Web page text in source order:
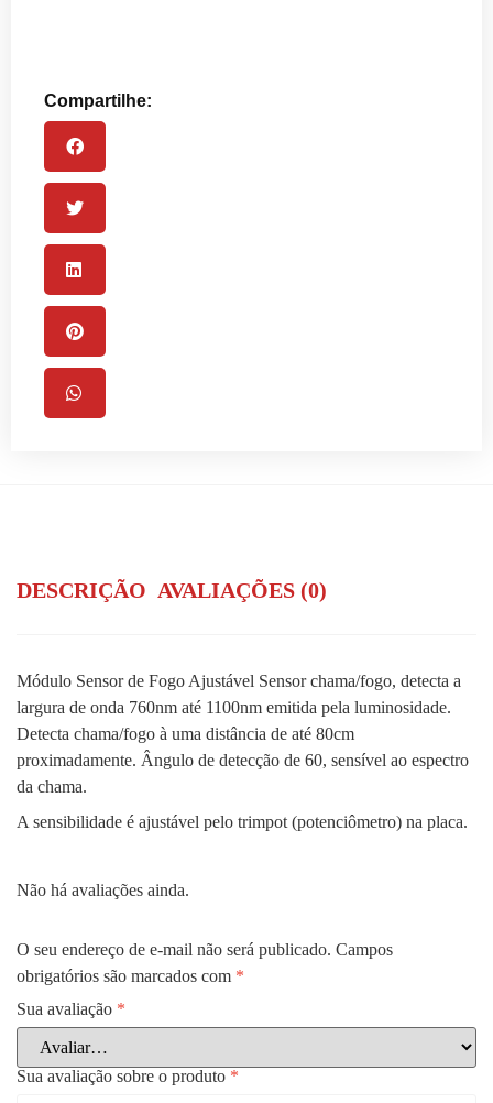
Compartilhe:
DESCRIÇÃO AVALIAÇÕES (0)
Módulo Sensor de Fogo Ajustável Sensor chama/fogo, detecta a
largura de onda 760nm até 1100nm emitida pela luminosidade.
Detecta chama/fogo à uma distância de até 80cm
proximadamente. Ângulo de detecção de 60, sensível ao espectro
da chama.
A sensibilidade é ajustável pelo trimpot (potenciômetro) na placa.
Não há avaliações ainda.
O seu endereço de e-mail não será publicado. Campos
obrigatórios são marcados com *
Sua avaliação *
Sua avaliação sobre o produto *